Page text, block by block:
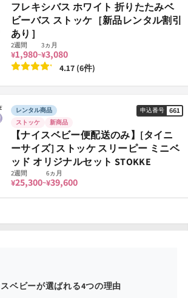
フレキシバス ホワイト 折りたたみベ
ビーバス ストッケ［新品レンタル割引
あり］
2週間
¥1,980~
3ヵ月
¥3,080
4.17 (6件)
レンタル商品 申込番号 661
ストッケ 新商品
【ナイスベビー便配送のみ】[タイニ
ーサイズ] ストッケ スリーピー ミニベ
ッド オリジナルセット STOKKE
2週間
¥25,300~
6ヵ月
¥39,600
ベビーが選ばれる4つの理由